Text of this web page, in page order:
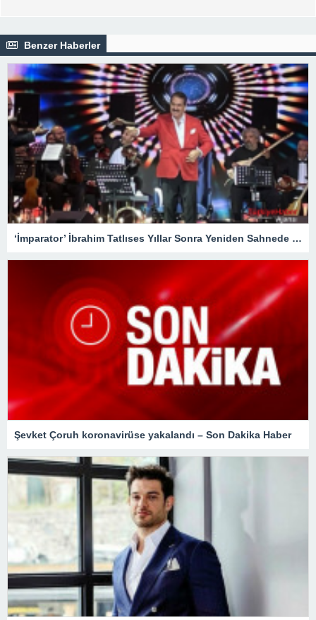
Benzer Haberler
‘İmparator’ İbrahim Tatlıses Yıllar Sonra Yeniden Sahnede – Magazin
Şevket Çoruh koronavirüse yakalandı – Son Dakika Haber